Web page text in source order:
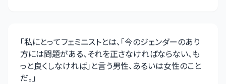
「私にとってフェミニストとは、「今のジェンダーのあり
方には問題がある、それを正さなければならない、も
っと良くしなければ」と言う男性、あるいは女性のこと
だ。」